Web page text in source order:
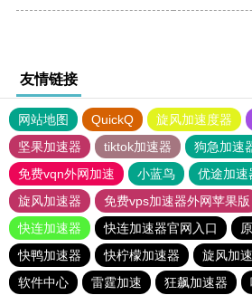
友情链接
网站地图 QuickQ 旋风加速度器
坚果加速器
tiktok加速器
狗急加速
免费vqn外网加速
小蓝鸟 优途加速
旋风加速器
免费vps加速器外网苹果版
快连加速器
快连加速器官网入口
快鸭加速器
快柠檬加速器 旋风加
软件中心
雷霆加速 狂飙加速器